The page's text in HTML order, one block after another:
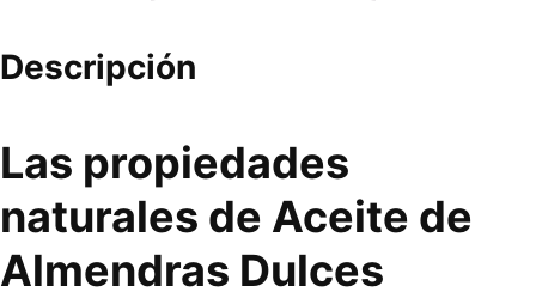
Descripción
Las propiedades
naturales de Aceite de
Almendras Dulces